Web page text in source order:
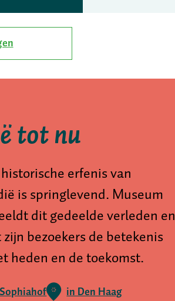
tot nu
erfenis van
is springlevend. Museum
dit gedeelde verleden en
bezoekers de betekenis
heden en de toekomst.
in Den Haag